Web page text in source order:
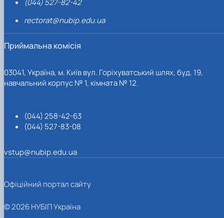
(044) 527-82-42
rectorat@nubip.edu.ua
Приймальна комісія
03041, Україна, м. Київ вул. Горіхуватський шлях, буд. 19,
навчальний корпус № 1, кімната № 12.
(044) 258-42-63
(044) 527-83-08
vstup@nubip.edu.ua
Офіційний портал сайту
© 2026 НУБІП Україна